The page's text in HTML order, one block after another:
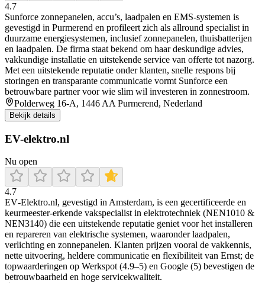
4.7
Sunforce zonnepanelen, accu’s, laadpalen en EMS-systemen is
gevestigd in Purmerend en profileert zich als allround specialist in
duurzame energiesystemen, inclusief zonnepanelen, thuisbatterijen
en laadpalen. De firma staat bekend om haar deskundige advies,
vakkundige installatie en uitstekende service van offerte tot nazorg.
Met een uitstekende reputatie onder klanten, snelle respons bij
storingen en transparante communicatie vormt Sunforce een
betrouwbare partner voor wie slim wil investeren in zonnestroom.
Polderweg 16-A, 1446 AA Purmerend, Nederland
Bekijk details
EV-elektro.nl
Nu open
4.7
EV‑Elektro.nl, gevestigd in Amsterdam, is een gecertificeerde en
keurmeester‑erkende vakspecialist in elektrotechniek (NEN1010 &
NEN3140) die een uitstekende reputatie geniet voor het installeren
en repareren van elektrische systemen, waaronder laadpalen,
verlichting en zonnepanelen. Klanten prijzen vooral de vakkennis,
nette uitvoering, heldere communicatie en flexibiliteit van Ernst; de
topwaarderingen op Werkspot (4.9–5) en Google (5) bevestigen de
betrouwbaarheid en hoge servicekwaliteit.